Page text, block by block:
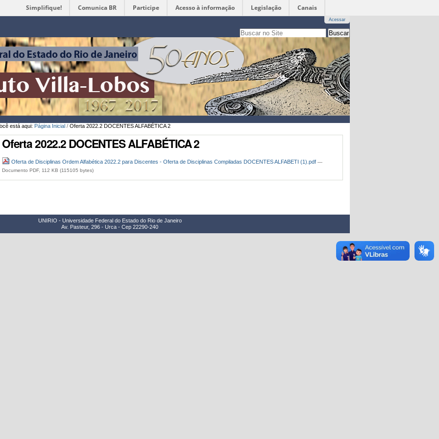
Simplifique! Comunica BR Participe Acesso à informação Legislação Canais
Acessar
Busca
apenas nesta seção
Busca
Avançada…
está aqui: Página Inicial / Oferta 2022.2 DOCENTES ALFABÉTICA 2
Oferta 2022.2 DOCENTES ALFABÉTICA 2
Oferta de Disciplinas Ordem Alfabética 2022.2 para Discentes - Oferta de Disciplinas Compiladas DOCENTES ALFABETI (1).pdf —
Documento PDF, 112 KB (115105 bytes)
UNIRIO - Universidade Federal do Estado do Rio de Janeiro
Av. Pasteur, 296 - Urca - Cep 22290-240